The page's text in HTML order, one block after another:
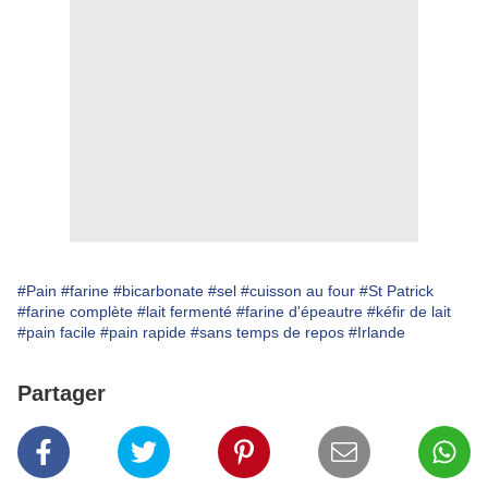
#Pain #farine #bicarbonate #sel #cuisson au four #St Patrick
#farine complète #lait fermenté #farine d'épeautre #kéfir de lait
#pain facile #pain rapide #sans temps de repos #Irlande
Partager